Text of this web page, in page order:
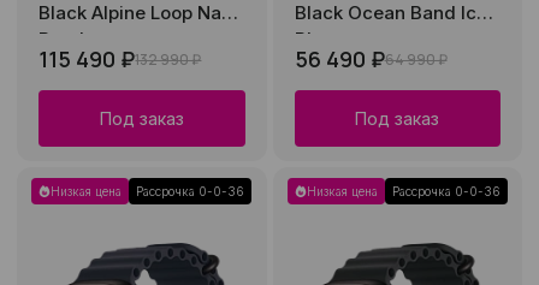
Black Alpine Loop Navy
Band
115 490 ₽132 990 ₽
Под заказ
Black Ocean Band Ice
Blue
56 490 ₽64 990 ₽
Под заказ
Низкая цена Рассрочка 0-0-36 Низкая цена Рассрочка 0-0-36